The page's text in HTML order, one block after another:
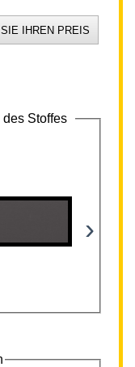
Stoffes
›